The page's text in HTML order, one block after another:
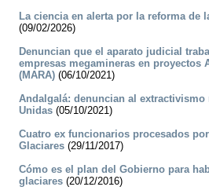
La ciencia en alerta por la reforma de
(09/02/2026)
Denuncian que el aparato judicial
empresas megamineras en proyectos
(MARA) (06/10/2021)
Andalgalá: denuncian al extractivismo
Unidas (05/10/2021)
Cuatro ex funcionarios procesados
Glaciares (29/11/2017)
Cómo es el plan del Gobierno para
glaciares (20/12/2016)